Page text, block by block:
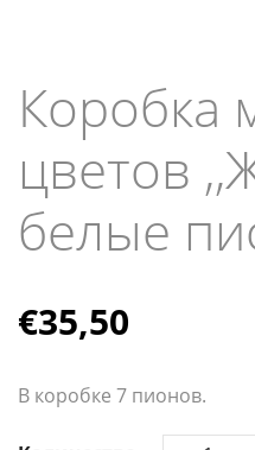
Коробка
цветов
белые
€35,50
В коробке 7 пионов.